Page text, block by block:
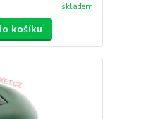
skladem
košíku